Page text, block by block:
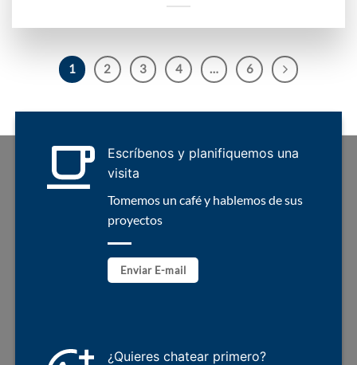
1 2 3 4 … 6
Escríbenos y planifiquemos una
visita
Tomemos un café y hablemos de sus
proyectos
Enviar E-mail
¿Quieres chatear primero?